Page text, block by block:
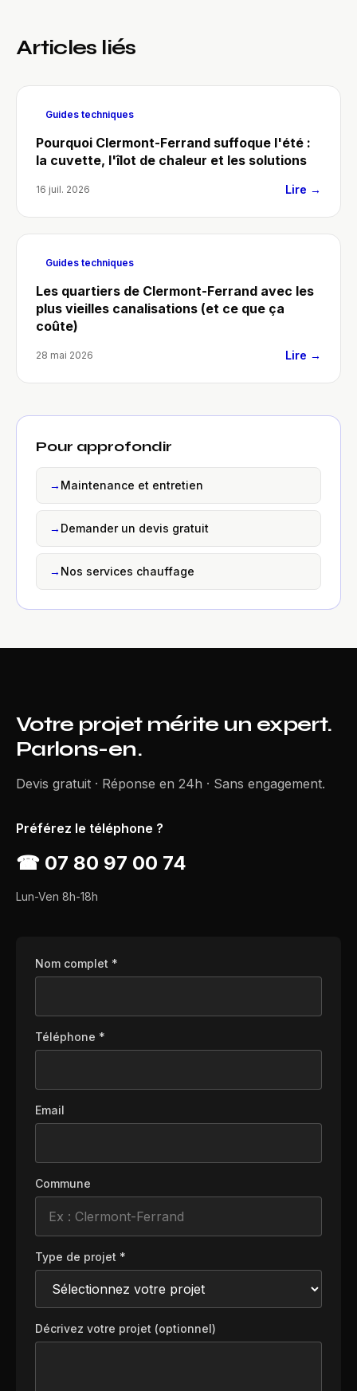
Articles liés
Guides techniques
Pourquoi Clermont-Ferrand suffoque l'été :
la cuvette, l'îlot de chaleur et les solutions
16 juil. 2026 Lire →
Guides techniques
Les quartiers de Clermont-Ferrand avec les
plus vieilles canalisations (et ce que ça
coûte)
28 mai 2026 Lire →
Pour approfondir
→ Maintenance et entretien
→ Demander un devis gratuit
→ Nos services chauffage
Votre projet mérite un expert.
Parlons-en.
Devis gratuit · Réponse en 24h · Sans engagement.
Préférez le téléphone ?
☎ 07 80 97 00 74
Lun-Ven 8h-18h
Nom complet *
Téléphone *
Email
Commune
Type de projet *
Décrivez votre projet (optionnel)